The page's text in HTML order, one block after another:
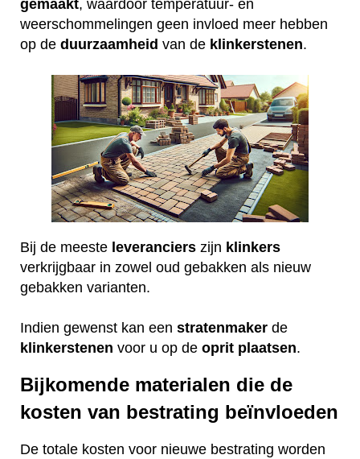
gemaakt, waardoor temperatuur- en
weerschommelingen geen invloed meer hebben
op de duurzaamheid van de klinkerstenen.
Bij de meeste leveranciers zijn klinkers
verkrijgbaar in zowel oud gebakken als nieuw
gebakken varianten.
Indien gewenst kan een stratenmaker de
klinkerstenen voor u op de oprit plaatsen.
Bijkomende materialen die de
kosten van bestrating beïnvloeden
De totale kosten voor nieuwe bestrating worden